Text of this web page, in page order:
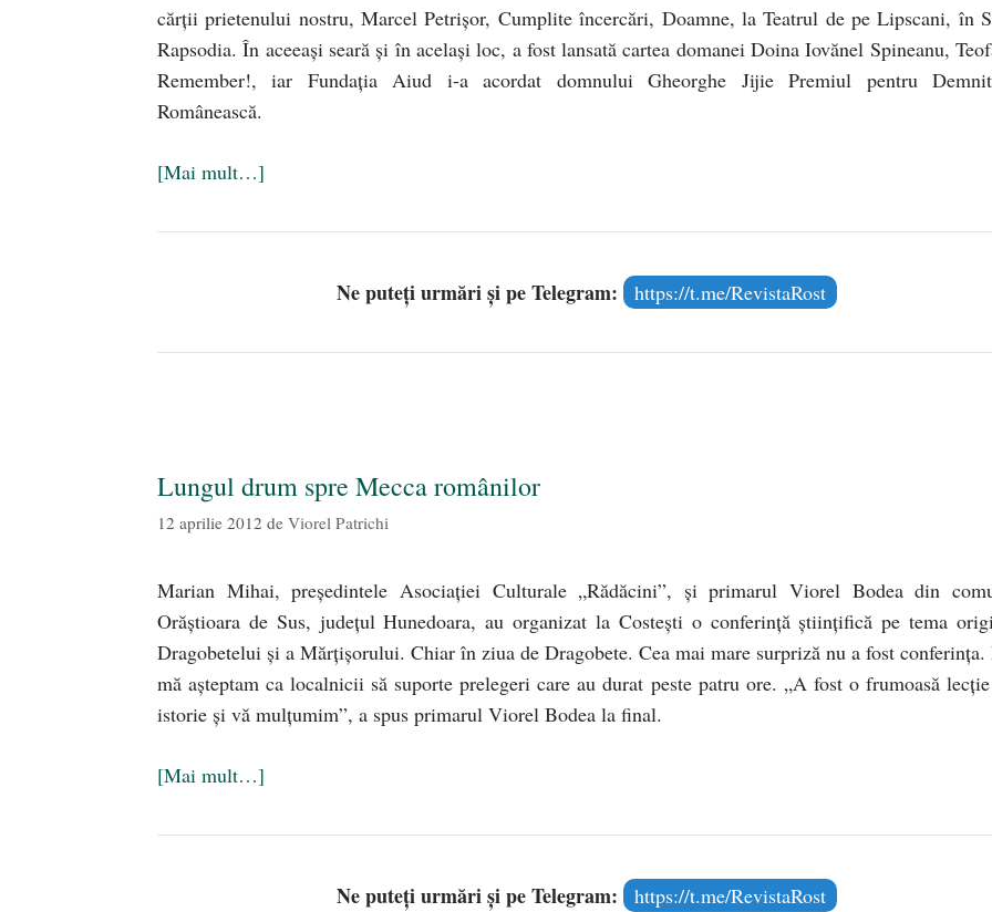
cărţii prietenului nostru, Marcel Petrişor, Cumplite încercări, Doamne, la Teatrul de pe Lipscani, în
Rapsodia. În aceeaşi seară şi în acelaşi loc, a fost lansată cartea domanei Doina Iovănel Spineanu,
Remember!, iar Fundaţia Aiud i-a acordat domnului Gheorghe Jijie Premiul pentru
Românească.
[Mai mult…]
Ne puteți urmări și pe Telegram: https://t.me/RevistaRost
Lungul drum spre Mecca românilor
12 aprilie 2012 de Viorel Patrichi
Marian Mihai, preşedintele Asociaţiei Culturale „Rădăcini”, şi primarul Viorel Bodea din
Orăştioara de Sus, judeţul Hunedoara, au organizat la Costeşti o conferinţă ştiinţifică pe tema
Dragobetelui şi a Mărţişorului. Chiar în ziua de Dragobete. Cea mai mare surpriză nu a fost conferinţa.
mă aşteptam ca localnicii să suporte prelegeri care au durat peste patru ore. „A fost o frumoasă
istorie şi vă mulţumim”, a spus primarul Viorel Bodea la final.
[Mai mult…]
Ne puteți urmări și pe Telegram: https://t.me/RevistaRost